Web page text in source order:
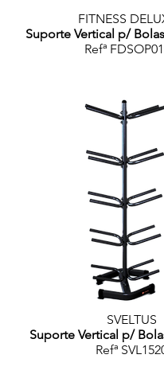
SVELTUS
Suporte Vertical p/
Refª
FITNESS
Suporte Vertical p/
Refª